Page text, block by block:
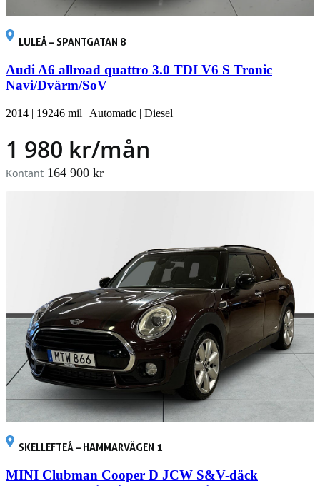
LULEÅ – SPANTGATAN 8
Audi A6 allroad quattro 3.0 TDI V6 S Tronic
Navi/Dvärm/SoV
2014 | 19246 mil | Automatic | Diesel
1 980 kr/mån
Kontant 164 900 kr
SKELLEFTEÅ – HAMMARVÄGEN 1
MINI Clubman Cooper D JCW S&V-däck